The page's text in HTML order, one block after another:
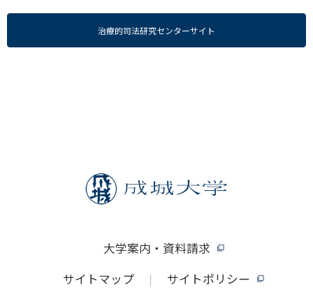
治療的司法研究センターサイト
大学案内・資料請求
サイトマップ
サイトポリシー